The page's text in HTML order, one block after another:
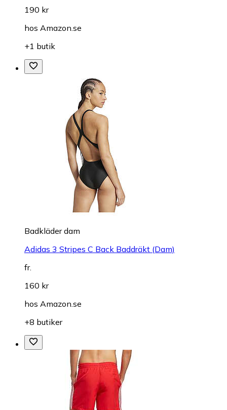
190 kr
hos Amazon.se
+1 butik
Badkläder dam
Adidas 3 Stripes C Back Baddräkt (Dam)
fr.
160 kr
hos Amazon.se
+8 butiker